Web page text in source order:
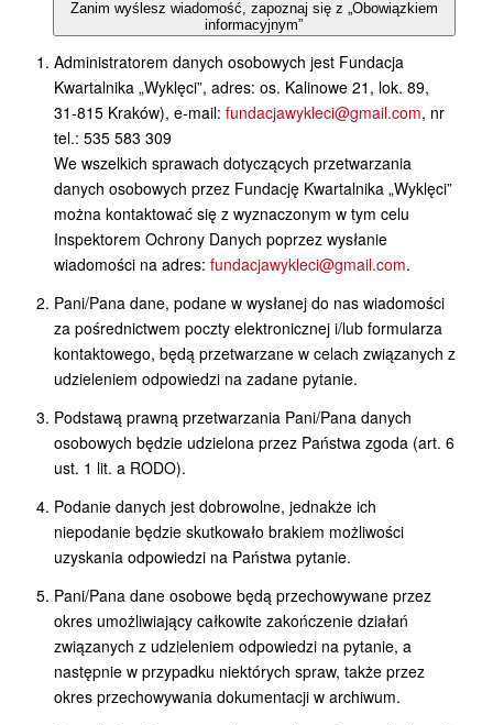
Zanim wyślesz wiadomość, zapoznaj się z „Obowiązkiem
informacyjnym”
Administratorem danych osobowych jest Fundacja
Kwartalnika „Wyklęci”, adres: os. Kalinowe 21, lok. 89,
31-815 Kraków), e-mail: fundacjawykleci@gmail.com, nr
tel.: 535 583 309
We wszelkich sprawach dotyczących przetwarzania
danych osobowych przez Fundację Kwartalnika „Wyklęci”
można kontaktować się z wyznaczonym w tym celu
Inspektorem Ochrony Danych poprzez wysłanie
wiadomości na adres: fundacjawykleci@gmail.com.
Pani/Pana dane, podane w wysłanej do nas wiadomości
za pośrednictwem poczty elektronicznej i/lub formularza
kontaktowego, będą przetwarzane w celach związanych z
udzieleniem odpowiedzi na zadane pytanie.
Podstawą prawną przetwarzania Pani/Pana danych
osobowych będzie udzielona przez Państwa zgoda (art. 6
ust. 1 lit. a RODO).
Podanie danych jest dobrowolne, jednakże ich
niepodanie będzie skutkowało brakiem możliwości
uzyskania odpowiedzi na Państwa pytanie.
Pani/Pana dane osobowe będą przechowywane przez
okres umożliwiający całkowite zakończenie działań
związanych z udzieleniem odpowiedzi na pytanie, a
następnie w przypadku niektórych spraw, także przez
okres przechowywania dokumentacji w archiwum.